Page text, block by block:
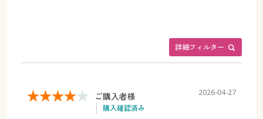
詳細フィルター
ご購入者様
購入確認済み
2026-04-27